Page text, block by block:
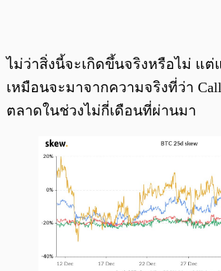
ไม่ว่าสิ่งนี้จะเกิดขึ้นจริงหรือไม่ แ
เหมือนจะมาจากความจริงที่ว่า Call
ตลาดในช่วงไม่กี่เดือนที่ผ่านมา